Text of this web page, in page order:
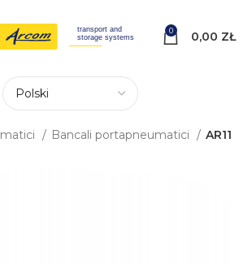
0 0,00 ZŁ
Bancali portapneumatici AR11